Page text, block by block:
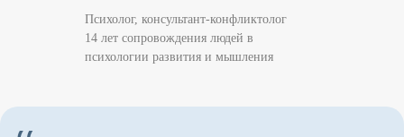
Психолог, консультант-конфликтолог
14 лет сопровождения людей в
психологии развития и мышления